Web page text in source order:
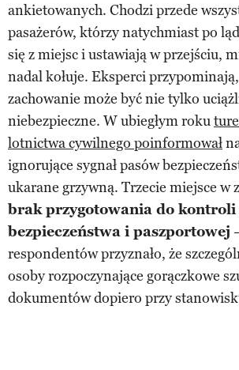
ankietowanych. Chodzi przede
pasażerów, którzy natychmiast po
się z miejsc i ustawiają w przejściu,
nadal kołuje. Eksperci
zachowanie może być nie tylko
niebezpieczne. W ubiegłym roku
lotnictwa cywilnego poinformował
ignorujące sygnał pasów
ukarane grzywną. Trzecie miejsce w
brak przygotowania do kontroli
bezpieczeństwa i paszportowej
respondentów przyznało, że
osoby rozpoczynające gorączkowe
dokumentów dopiero przy